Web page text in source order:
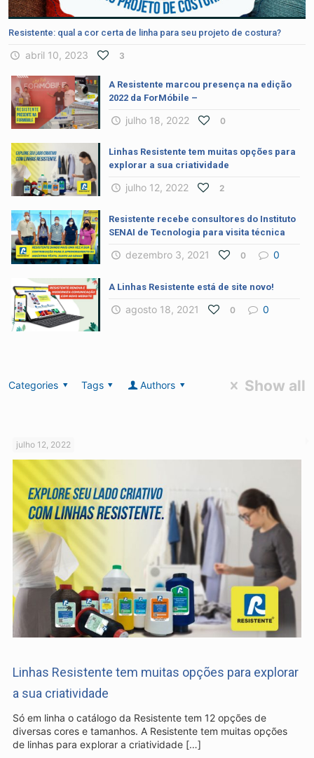
Resistente Ltda 55.407.761/0001-54
Resistente: qual a cor certa de linha para seu projeto de costura?
abril 10, 2023 3
A Resistente marcou presença na edição
2022 da ForMóbile –
julho 18, 2022 0
Linhas Resistente tem muitas opções para
explorar a sua criatividade
julho 12, 2022 2
Resistente recebe consultores do Instituto
SENAI de Tecnologia para visita técnica
dezembro 3, 2021 0
0
A Linhas Resistente está de site novo!
agosto 18, 2021 0
0
Categories Tags Authors Show all
julho 12, 2022
Linhas Resistente tem muitas opções para explorar
a sua criatividade
Só em linha o catálogo da Resistente tem 12 opções de
diversas cores e tamanhos. A Resistente tem muitas opções
de linhas para explorar a criatividade […]